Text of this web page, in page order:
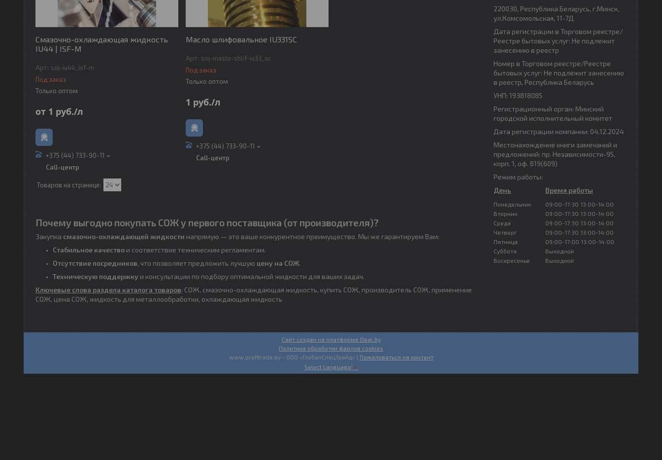
Смазочно-охлаждающая жидкость
IU44 | ISF-M
soj-iu44_isf-m
Под заказ
Только оптом
от 1 руб./л
+375 (44) 733-90-11
Call-центр
Масло шлифовальное IU331SC
soj-maslo-shlif-iu33_sc
Под заказ
Только оптом
1 руб./л
+375 (44) 733-90-11
Call-центр
Почему выгодно покупать СОЖ у первого поставщика (от производителя)?
Закупка смазочно-охлаждающей жидкости напрямую — это ваше конкурентное преимущество. Мы же гарантируем Вам:
Стабильное качество и соответствие техническим регламентам.
Отсутствие посредников, что позволяет предложить лучшую цену на СОЖ.
Техническую поддержку и консультации по подбору оптимальной жидкости для ваших задач.
Ключевые слова раздела каталога товаров: СОЖ, смазочно-охлаждающая жидкость, купить СОЖ, производитель СОЖ, применение
СОЖ, цена СОЖ, жидкость для металлообработки, охлаждающая жидкость
220030, Республика Беларусь, г.Минск,
ул.Комсомольская, 11-7Д
Дата регистрации в Торговом реестре/
Реестре бытовых услуг: Не подлежит
занесению в реестр
Номер в Торговом реестре/Реестре
бытовых услуг: Не подлежит занесению
в реестр, Республика Беларусь
УНП: 193818085
Регистрационный орган: Минский
городской исполнительный комитет
Дата регистрации компании: 04.12.2024
Местонахождение книги замечаний и
предложений: пр. Независимости-95,
корп. 1, оф. 619(609)
Режим работы:
День
Время работы
Понедельник 09:00-17:30 13:00-14:00
Вторник
09:00-17:30 13:00-14:00
Среда
09:00-17:30 13:00-14:00
Четверг
09:00-17:30 13:00-14:00
Пятница
09:00-17:00 13:00-14:00
Суббота
Выходной
Воскресенье
Выходной
Сайт создан на платформе Deal.by
Политика обработки файлов cookies
www.profitrade.by - ООО «ГлобалСпецТрейд» | Пожаловаться на контент
Select Language ▼